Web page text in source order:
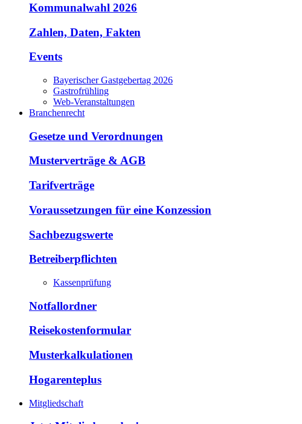
Kommunalwahl 2026
Zahlen, Daten, Fakten
Events
Bayerischer Gastgebertag 2026
Gastrofrühling
Web-Veranstaltungen
Branchenrecht
Gesetze und Verordnungen
Musterverträge & AGB
Tarifverträge
Voraussetzungen für eine Konzession
Sachbezugswerte
Betreiberpflichten
Kassenprüfung
Notfallordner
Reisekostenformular
Musterkalkulationen
Hogarenteplus
Mitgliedschaft